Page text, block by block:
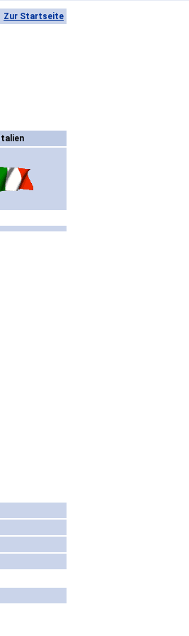
Zur Startseite
Italien